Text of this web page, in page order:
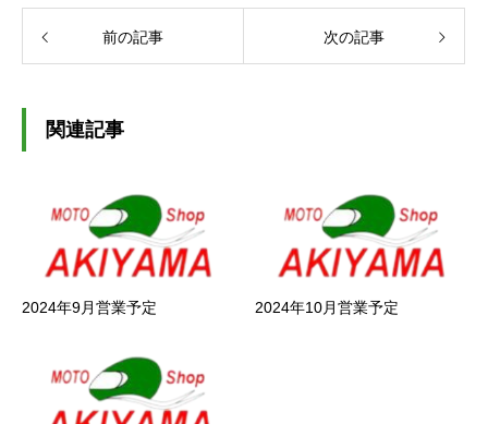
前の記事 次の記事
関連記事
2024年9月営業予定 2024年10月営業予定